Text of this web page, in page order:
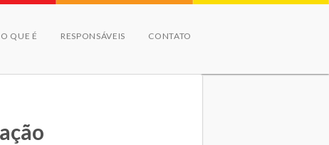
O QUE É RESPONSÁVEIS CONTATO